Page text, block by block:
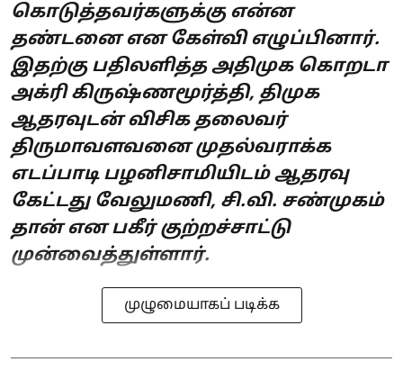
கொடுத்தவர்களுக்கு என்ன
தண்டனை என கேள்வி எழுப்பினார்.
இதற்கு பதிலளித்த அதிமுக கொறடா
அக்ரி கிருஷ்ணமூர்த்தி, திமுக
ஆதரவுடன் விசிக தலைவர்
திருமாவளவனை முதல்வராக்க
எடப்பாடி பழனிசாமியிடம் ஆதரவு
கேட்டது வேலுமணி, சி.வி. சண்முகம்
தான் என பகீர் குற்றச்சாட்டு
முன்வைத்துள்ளார்.
முழுமையாகப் படிக்க